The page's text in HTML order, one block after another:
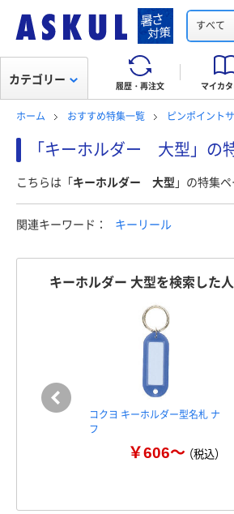
すべて
履歴・再注文 マイカ
カテゴリー
ホーム おすすめ特集一覧 ピンポイント
「キーホルダー 大型」の
こちらは「 キーホルダー 大型 」の特集
関連キーワード： キーリール
キーホルダー 大型を検索した
コクヨ キーホルダー型名札 ナ
フ
￥606～（税込）